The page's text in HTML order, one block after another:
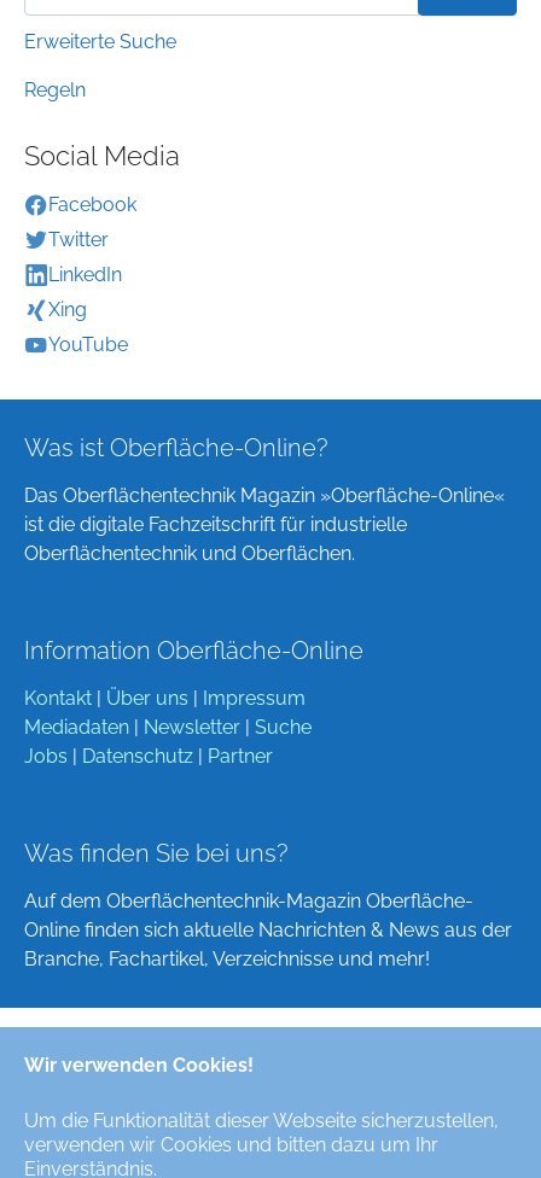
Wir verwenden Cookies!
Um die Funktionalität dieser Webseite sicherzustellen,
verwenden wir Cookies und bitten dazu um Ihr
Einverständnis.
Erweiterte Suche
Regeln
Social Media
Facebook
Twitter
LinkedIn
Xing
YouTube
Was ist Oberfläche-Online?
Das Oberflächentechnik Magazin »Oberfläche-Online«
ist die digitale Fachzeitschrift für industrielle
Oberflächentechnik und Oberflächen.
Information Oberfläche-Online
Kontakt Über uns
Impressum
Mediadaten
Newsletter
Suche
Jobs
Datenschutz Partner
Was finden Sie bei uns?
Auf dem Oberflächentechnik-Magazin Oberfläche-
Online finden sich aktuelle Nachrichten & News aus der
Branche, Fachartikel, Verzeichnisse und mehr!
Deutsch
Alle Rechte/All Rights Reserved © Oberfläche-Online,